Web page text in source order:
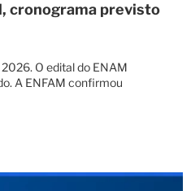
cronograma previsto
O edital do ENAM
A ENFAM confirmou